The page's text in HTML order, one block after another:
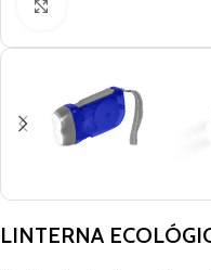
LINTERNA